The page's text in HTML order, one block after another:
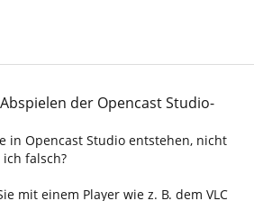
der Opencast Studio-
in Opencast Studio entstehen, nicht
falsch?
mit einem Player wie z. B. dem VLC